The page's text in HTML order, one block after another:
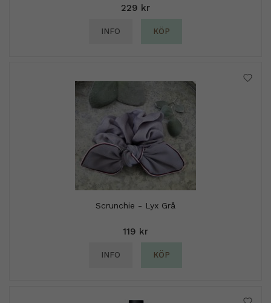
229 kr
INFO KÖP
Scrunchie - Lyx Grå
119 kr
INFO KÖP